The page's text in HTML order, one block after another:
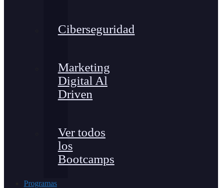
Ciberseguridad
Marketing
Digital Al
Driven
Ver todos
los
Bootcamps
Programas